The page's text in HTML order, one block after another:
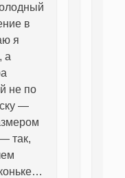
в
я
а
не по
—
так,